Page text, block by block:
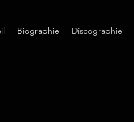
Biographie Discographie